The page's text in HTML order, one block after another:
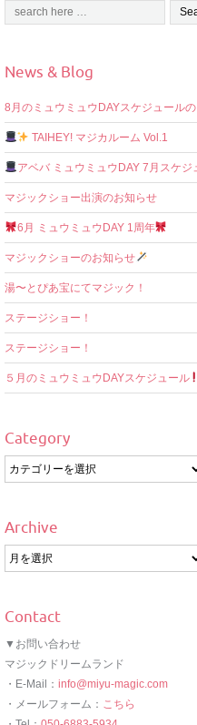
News & Blog
8月のミュウミュウDAYスケジュール
TAIHEY! マジカルーム Vol.1
アベバ ミュウミュウDAY 7月スケジ
マジックショー出演のお知らせ
6月 ミュウミュウDAY 1周年
マジックショーのお知らせ
湯〜とぴあ宝にてマジック！
ステージショー！
ステージショー！
５月のミュウミュウDAYスケジュール
Category
Category
Archive
Archive
Contact
▼お問い合わせ
マジックドリームランド
・E-Mail： info@miyu-magic.com
・メールフォーム： こちら